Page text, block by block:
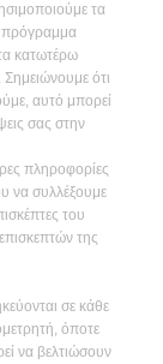
τα
πρόγραμμα
κατωτέρω
ότι
αυτό μπορεί
σας στην
πληροφορίες
να συλλέξουμε
του
της
σε κάθε
όποτε
να βελτιώσουν